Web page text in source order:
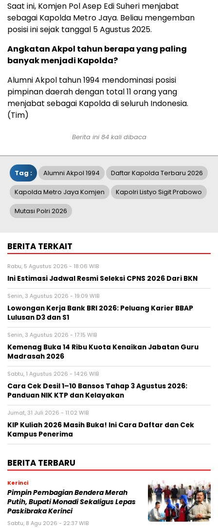
Saat ini, Komjen Pol Asep Edi Suheri menjabat
sebagai Kapolda Metro Jaya. Beliau mengemban
posisi ini sejak tanggal 5 Agustus 2025.
Angkatan Akpol tahun berapa yang paling
banyak menjadi Kapolda?
Alumni Akpol tahun 1994 mendominasi posisi
pimpinan daerah dengan total 11 orang yang
menjabat sebagai Kapolda di seluruh Indonesia.
(Tim)
Berita ini 84 kali dibaca
Tag : Alumni Akpol 1994 Daftar Kapolda Terbaru 2026
Kapolda Metro Jaya Komjen Kapolri Listyo Sigit Prabowo
Mutasi Polri 2026
BERITA TERKAIT
Rabu, 5 Agustus 2026 - 18:06 WIB
Ini Estimasi Jadwal Resmi Seleksi CPNS 2026 Dari BKN
Senin, 3 Agustus 2026 - 19:09 WIB
Lowongan Kerja Bank BRI 2026: Peluang Karier BBAP
Lulusan D3 dan S1
Senin, 3 Agustus 2026 - 17:15 WIB
Kemenag Buka 14 Ribu Kuota Kenaikan Jabatan Guru
Madrasah 2026
Sabtu, 1 Agustus 2026 - 14:26 WIB
Cara Cek Desil 1–10 Bansos Tahap 3 Agustus 2026:
Panduan NIK KTP dan Kelayakan
Jumat, 31 Juli 2026 - 11:02 WIB
KIP Kuliah 2026 Masih Buka! Ini Cara Daftar dan Cek
Kampus Penerima
BERITA TERBARU
Kerinci
Pimpin Pembagian Bendera Merah
Putih, Bupati Monadi Sekaligus Lepas
Paskibraka Kerinci
Sabtu, 8 Agu 2026 - 22:37 WIB